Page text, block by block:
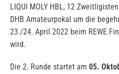
LIQUI MOLY HBL, 12
DHB Amateurpokal um die
23./24. April 2022 beim REWE
wird.
Die 2. Runde startet am 05.